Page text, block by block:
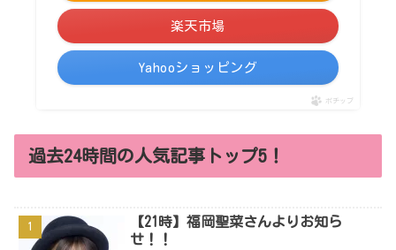
楽天市場
Yahooショッピング
ポチップ
過去24時間の人気記事トップ5！
【21時】福岡聖菜さんよりお知ら
せ！！